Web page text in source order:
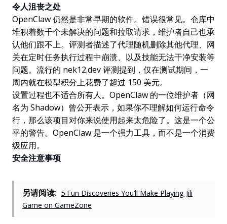
令人沮丧之处
OpenClaw 仍然是非常早期的软件。错误很常见。仓库中
堆积着数千个未解决的问题和拉取请求，维护者自己也承
认他们跟不上。评测者描述了代理随机删除其他代理、网
关在定时任务执行过程中崩溃、以及技能无法干净安装等
问题。流行的 nek12.dev 评测提到，仅在测试期间，一
周内就在模型积分上花费了超过 150 美元。
设置过程也不适合所有人。OpenClaw 的一位维护者（网
名为 Shadow）曾公开表示，如果你不理解如何运行命令
行，那么该项目对你来说使用起来太危险了。这是一个公
平的警告。OpenClaw 是一个强力工具，而不是一个消费
级应用。
安全注意事项
另请阅读: 5 Fun Discoveries You’ll Make Playing Jili
Game on GameZone